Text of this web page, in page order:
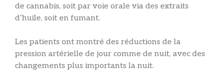
de cannabis, soit par voie orale via des extraits
d’huile, soit en fumant.
Les patients ont montré des réductions de la
pression artérielle de jour comme de nuit, avec des
changements plus importants la nuit.